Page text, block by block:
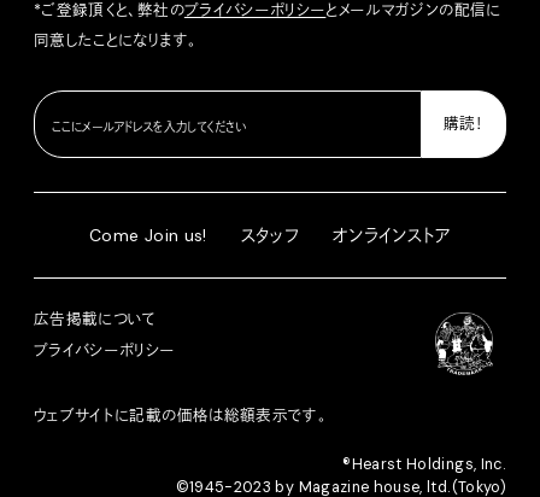
*ご登録頂くと、弊社のプライバシーポリシーとメールマガジンの配信に
同意したことになります。
Come Join us! スタッフ オンラインストア
広告掲載について
プライバシーポリシー
ウェブサイトに記載の価格は総額表示です。
®︎Hearst Holdings, Inc.
©1945-2023 by Magazine house, ltd.(Tokyo)